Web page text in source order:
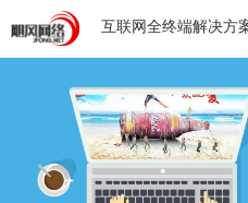
互联网全终端解决方